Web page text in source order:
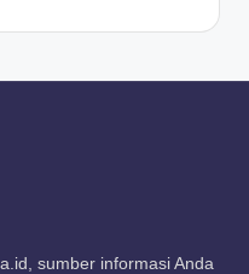
sumber informasi Anda